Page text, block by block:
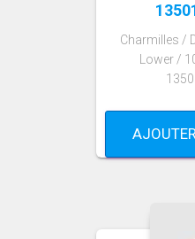
Charmilles /
Lower /